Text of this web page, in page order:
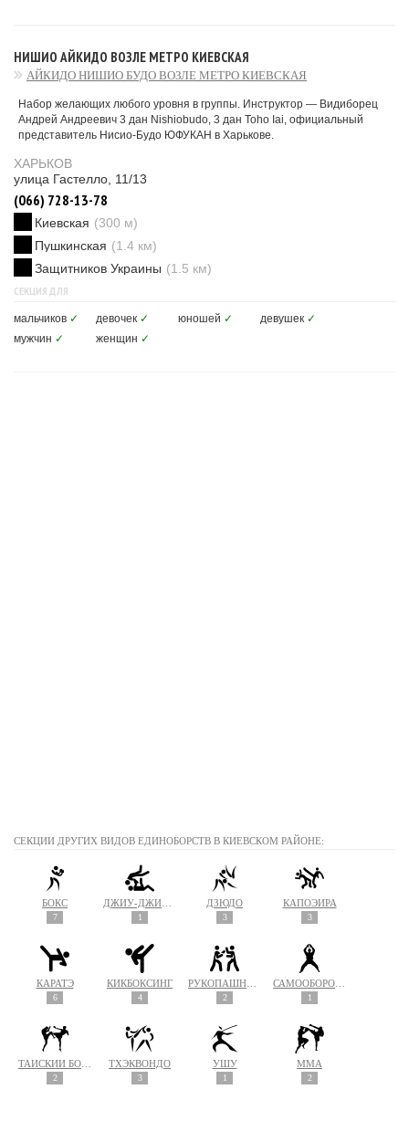
НИШИО АЙКИДО ВОЗЛЕ МЕТРО КИЕВСКАЯ
АЙКИДО НИШИО БУДО ВОЗЛЕ МЕТРО КИЕВСКАЯ
Набор желающих любого уровня в группы. Инструктор — Видиборец
Андрей Андреевич 3 дан Nishiobudo, 3 дан Toho Iai, официальный
представитель Нисио-Будо ЮФУКАН в Харькове.
ХАРЬКОВ
улица Гастелло, 11/13
(066) 728-13-78
Киевская (300 м)
Пушкинская (1.4 км)
Защитников Украины (1.5 км)
СЕКЦИЯ ДЛЯ
мальчиков ✓ девочек ✓ юношей ✓ девушек ✓
мужчин ✓ женщин ✓
СЕКЦИИ ДРУГИХ ВИДОВ ЕДИНОБОРСТВ В КИЕВСКОМ РАЙОНЕ:
БОКС
7 1
ДЗЮДО
3
КАПОЭЙРА
3
КАРАТЭ
6
КИКБОКСИНГ
4 2 1
2
ТХЭКВОНДО
3
УШУ
1
MMA
2